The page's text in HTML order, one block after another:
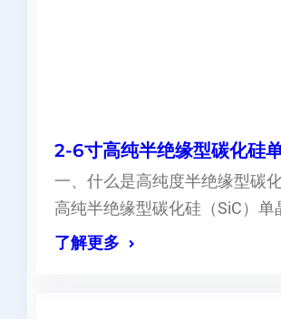
2-6寸高纯半绝缘型碳化硅
一、什么是高纯度半绝缘型碳
高纯半绝缘型碳化硅（SiC）单
了解更多